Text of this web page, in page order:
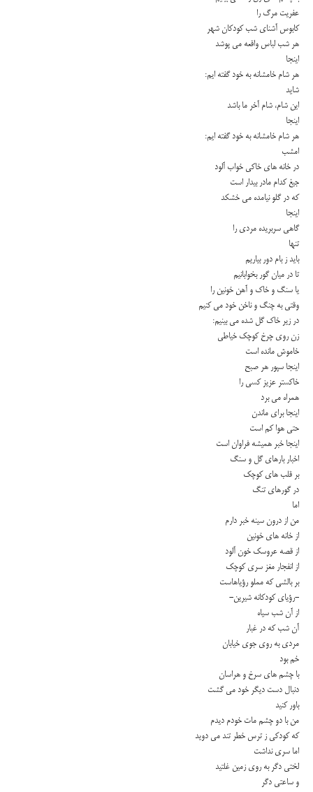
عفریت مرگ را
كابوس آشناى شب كودكان شهر
هر شب لباس واقعه مى پوشد
اینجا
هر شام خامشانه به خود گفته ایم:
شاید
این شام، شام آخر ما باشد
اینجا
هر شام خامشانه به خود گفته ایم:
امشب
در خانه هاى خاكى خواب آلود
جیغ كدام مادر بیدار است
كه در گلو نیامده مى خشكد
اینجا
گاهى سربریده مردى را
تنها
باید ز بام دور بیاریم
تا در میان گور بخوابانیم
یا سنگ و خاك و آهن خونین را
وقتى به چنگ و ناخن خود مى كنیم
در زیر خاك گل شده مى بینیم:
زن روى چرخ كوچك خیاطى
خاموش مانده است
اینجا سپور هر صبح
خاكستر عزیز كسى را
همراه مى برد
اینجا براى ماندن
حتى هوا كم است
اینجا خبر همیشه فراوان است
اخبار بارهاى گل و سنگ
بر قلب هاى كوچك
در گورهاى تنگ
اما
من از درون سینه خبر دارم
از خانه هاى خونین
از قصه عروسك خون آلود
از انفجار مغز سرى كوچك
بر بالشى كه مملو رؤیاهاست
-رؤیاى كودكانه شیرین-
از آن شب سیاه
آن شب كه در غبار
مردى به روى جوى خیابان
خم بود
با چشم هاى سرخ و هراسان
دنبال دست دیگر خود مى گشت
باور كنید
من با دو چشم مات خودم دیدم
كه كودكى ز ترس خطر تند مى دوید
اما سرى نداشت
لختى دگر به روى زمین غلتید
و ساعتى دگر